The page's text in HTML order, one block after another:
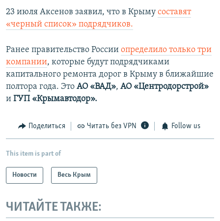
23 июля Аксенов заявил, что в Крыму составят
«черный список» подрядчиков.
Ранее правительство России определило только три
компании, которые будут подрядчиками
капитального ремонта дорог в Крыму в ближайшие
полтора года. Это АО «ВАД», АО «Центродорстрой»
и ГУП «Крымавтодор».
Поделиться Читать без VPN Follow us
This item is part of
Новости Весь Крым
ЧИТАЙТЕ ТАКЖЕ: